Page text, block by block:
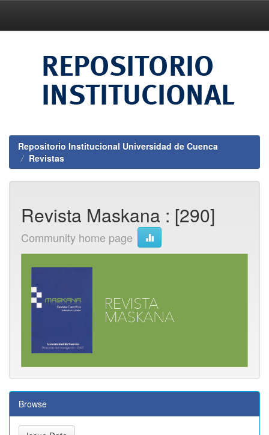
Repositorio Institucional Universidad de Cuenca
Revistas
Revista Maskana : [290]
Community home page
Browse